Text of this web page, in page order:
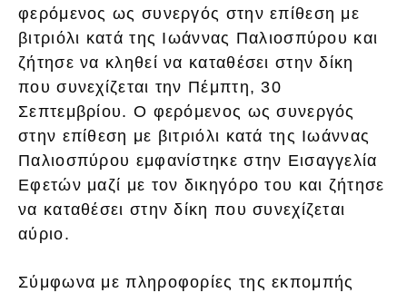
φερόμενος ως συνεργός στην επίθεση με
βιτριόλι κατά της Ιωάννας Παλιοσπύρου και
ζήτησε να κληθεί να καταθέσει στην δίκη
που συνεχίζεται την Πέμπτη, 30
Σεπτεμβρίου. Ο φερόμενος ως συνεργός
στην επίθεση με βιτριόλι κατά της Ιωάννας
Παλιοσπύρου εμφανίστηκε στην Εισαγγελία
Εφετών μαζί με τον δικηγόρο του και ζήτησε
να καταθέσει στην δίκη που συνεχίζεται
αύριο.
Σύμφωνα με πληροφορίες της εκπομπής